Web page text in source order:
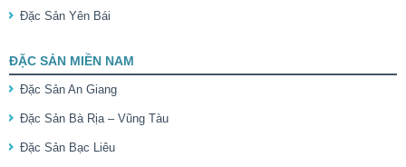
Đặc Sản Yên Bái
ĐẶC SẢN MIỀN NAM
Đặc Sản An Giang
Đặc Sản Bà Rịa – Vũng Tàu
Đặc Sản Bạc Liêu